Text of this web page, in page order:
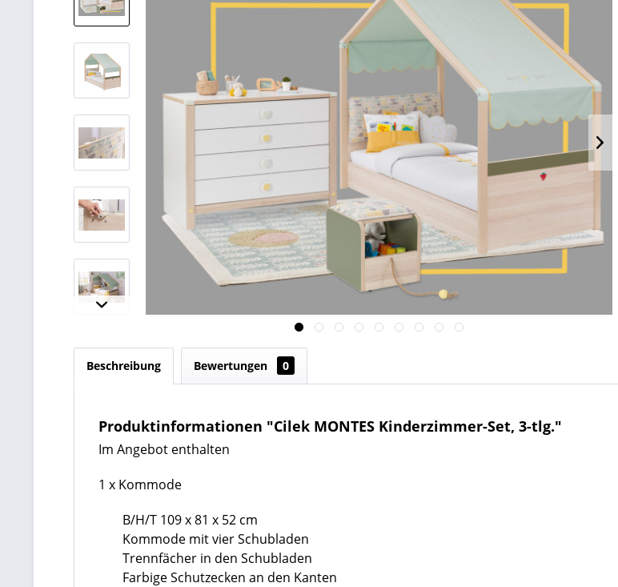
Beschreibung Bewertungen 0
Produktinformationen "Cilek MONTES Kinderzimmer-Set, 3-tlg."
Im Angebot enthalten
1 x Kommode
B/H/T 109 x 81 x 52 cm
Kommode mit vier Schubladen
Trennfächer in den Schubladen
Farbige Schutzecken an den Kanten